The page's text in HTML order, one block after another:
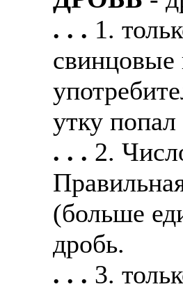
. . . 1.
свинцовые
утку попал
. . . 2.
(больше
дробь.
. . . 3.